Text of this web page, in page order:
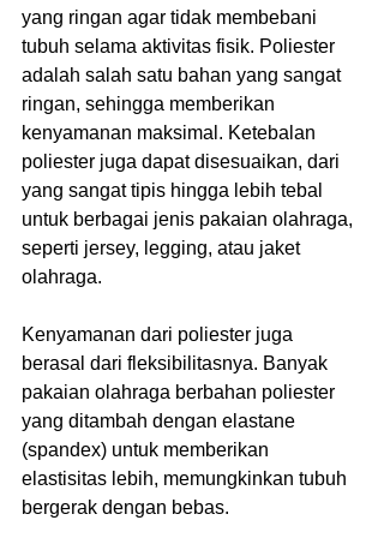
yang ringan agar tidak membebani
tubuh selama aktivitas fisik. Poliester
adalah salah satu bahan yang sangat
ringan, sehingga memberikan
kenyamanan maksimal. Ketebalan
poliester juga dapat disesuaikan, dari
yang sangat tipis hingga lebih tebal
untuk berbagai jenis pakaian olahraga,
seperti jersey, legging, atau jaket
olahraga.
Kenyamanan dari poliester juga
berasal dari fleksibilitasnya. Banyak
pakaian olahraga berbahan poliester
yang ditambah dengan elastane
(spandex) untuk memberikan
elastisitas lebih, memungkinkan tubuh
bergerak dengan bebas.